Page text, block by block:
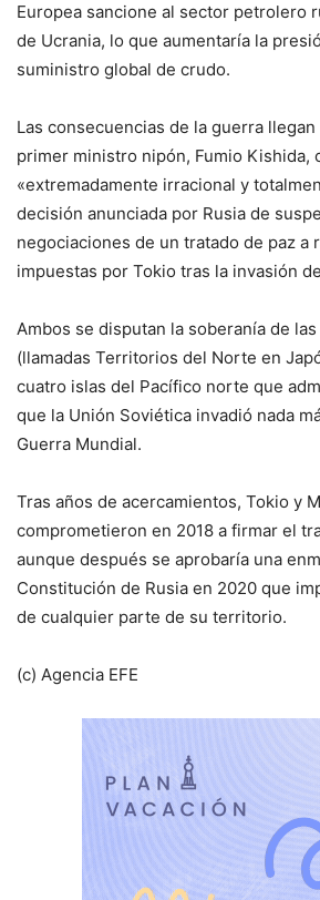
Europea sancione al sector petrolero
de Ucrania, lo que aumentaría la
suministro global de crudo.
Las consecuencias de la guerra llegan
primer ministro nipón, Fumio Kishida,
«extremadamente irracional y
decisión anunciada por Rusia de
negociaciones de un tratado de paz a
impuestas por Tokio tras la invasión
Ambos se disputan la soberanía de
(llamadas Territorios del Norte en
cuatro islas del Pacífico norte que
que la Unión Soviética invadió nada
Guerra Mundial.
Tras años de acercamientos, Tokio y
comprometieron en 2018 a firmar el
aunque después se aprobaría una
Constitución de Rusia en 2020 que
de cualquier parte de su territorio.
(c) Agencia EFE